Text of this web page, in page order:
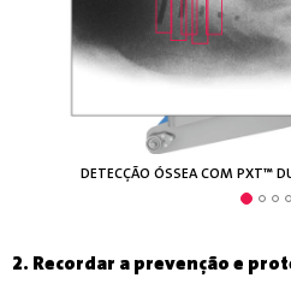
DETECÇÃO ÓSSEA COM PXT™
DETECÇÃO DE CONTAMINANTES
DETECÇÃO DE METAL
CONTAMINANTE DE
2. Recordar a prevenção e